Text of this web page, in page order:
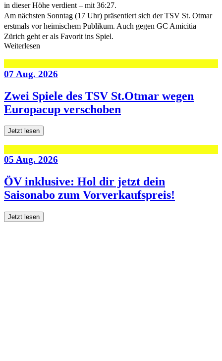
in dieser Höhe verdient – mit 36:27.
Am nächsten Sonntag (17 Uhr) präsentiert sich der TSV St. Otmar
erstmals vor heimischem Publikum. Auch gegen GC Amicitia
Zürich geht er als Favorit ins Spiel.
Weiterlesen
07 Aug. 2026
Zwei Spiele des TSV St.Otmar wegen
Europacup verschoben
Jetzt lesen
05 Aug. 2026
ÖV inklusive: Hol dir jetzt dein
Saisonabo zum Vorverkaufspreis!
Jetzt lesen